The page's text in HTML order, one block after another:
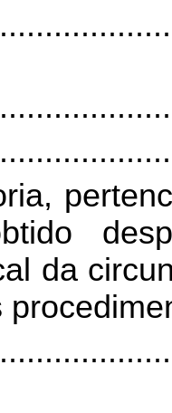
da